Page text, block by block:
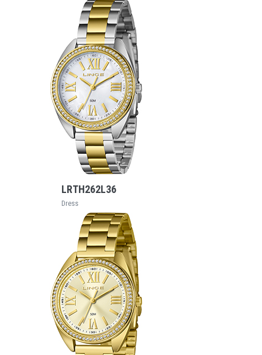
VEJA MAIS
LRTH262L36
Dress